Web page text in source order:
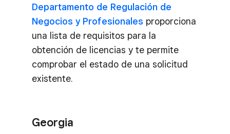
Departamento de Regulación de
Negocios y Profesionales proporciona
una lista de requisitos para la
obtención de licencias y te permite
comprobar el estado de una solicitud
existente.
Georgia